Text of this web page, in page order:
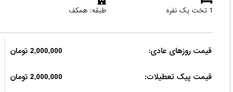
1 تخت یک نفره طبقه: همکف
قیمت روزهای عادی: 2,000,000 تومان
قیمت پیک تعطیلات: 2,000,000 تومان